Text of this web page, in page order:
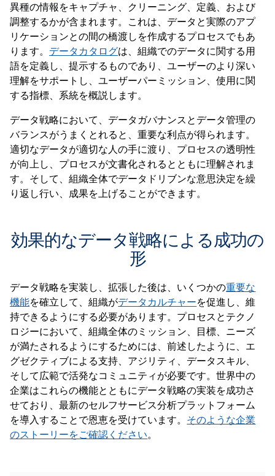
異種の情報をキャプチャ、クリーニング、定義、および
調整するかが含まれます。これは、データと実際のアプ
リケーションとの間の橋渡しを作成するプロセスでもあ
ります。 データカタログは、組織でのデータに関する用
語を定義し、提示するものであり、ユーザーのより深い
理解をサポートし、ユーザーパーミッション、使用に関
する指標、系統を概説します。
データ戦略において、データガバナンスとデータ管理の
バランスがうまくとれると、重要な利点が得られます。
適切なデータが適切な人の手に渡り、プロセスの透明性
が向上し、プロセスが文書化されるとともに理解されま
す。そして、組織全体でデータドリブンな意思決定を繰
り返し行い、成果を上げることができます。
効果的なデータ戦略による成功の
形
データ戦略を実装し、拡張した後は、いくつかの重要な
機能を確立して、組織がデータカルチャーを促進し、維
持できるようにする必要があります。プロセスとテクノ
ロジーにおいて、組織全体のミッション、目標、ニーズ
が満たされるようにするためには、前述したように、エ
グゼクティブによる支持、アジリティ、データスキル、
そして広範で活発なコミュニティが必要です。世界中の
企業はこれらの機能とともにデータ戦略の実装を成功さ
せており、最新のセルフサービス分析プラットフォーム
を導入することで恩恵を受けています。 そのような企業
のストーリーをご確認ください。